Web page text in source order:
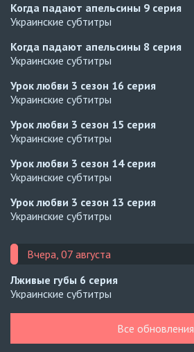
Когда падают апельсины 9 серия
Украинские субтитры
Когда падают апельсины 8 серия
Украинские субтитры
Урок любви 3 сезон 16 серия
Украинские субтитры
Урок любви 3 сезон 15 серия
Украинские субтитры
Урок любви 3 сезон 14 серия
Украинские субтитры
Урок любви 3 сезон 13 серия
Украинские субтитры
Вчера, 07 августа
Лживые губы 6 серия
Украинские субтитры
Все обновления